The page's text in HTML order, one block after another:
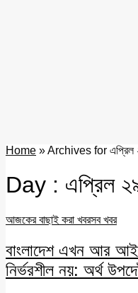
Home »Archives for এপ্রিল
Day : এপ্রিল
আজকের বাছাই করা খবরসব খবর
বাংলাদেশ এখন আর
নির্ভরশীল নয়: অর্থ